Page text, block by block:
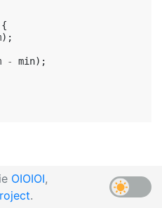
{
);
- min);
OIOIOI,
.